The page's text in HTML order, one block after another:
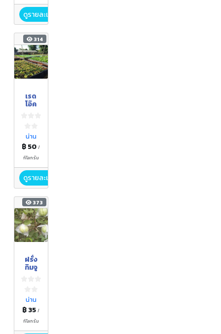
ดูรายละเอียด
314
เรด
โอ๊ค
น่าน
฿ 50/
กิโลกรัม
ดูรายละเอียด
373
ฝรั่ง
กิมจู
น่าน
฿ 35/
กิโลกรัม